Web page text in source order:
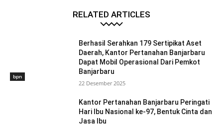
RELATED ARTICLES
bpn
Berhasil Serahkan 179 Sertipikat Aset
Daerah, Kantor Pertanahan Banjarbaru
Dapat Mobil Operasional Dari Pemkot
Banjarbaru
22 Desember 2025
Kantor Pertanahan Banjarbaru Peringati
Hari Ibu Nasional ke-97, Bentuk Cinta dan
Jasa Ibu